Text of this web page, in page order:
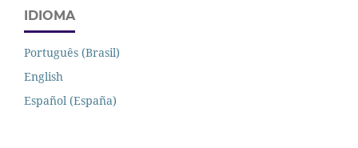
IDIOMA
Português (Brasil)
English
Español (España)